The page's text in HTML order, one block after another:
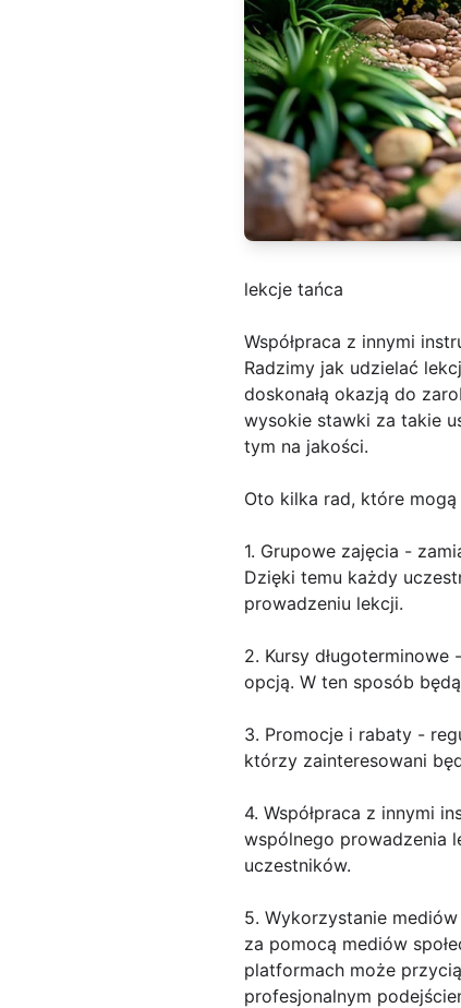
lekcje tańca
Współpraca z innymi
Radzimy jak udzielać
doskonałą okazją do
wysokie stawki za takie
tym na jakości.
Oto kilka rad, które
1. Grupowe zajęcia -
Dzięki temu każdy
prowadzeniu lekcji.
2. Kursy
opcją. W ten sposób
3. Promocje i rabaty -
którzy zainteresowani
4. Współpraca z innymi
wspólnego prowadzenia
uczestników.
5. Wykorzystanie
za pomocą mediów
platformach może
profesjonalnym